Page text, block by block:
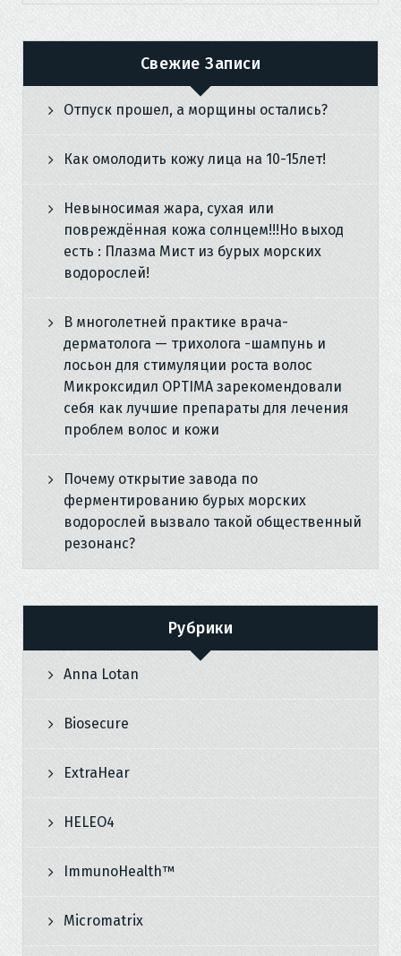
Свежие Записи
Отпуск прошел, а морщины остались?
Как омолодить кожу лица на 10-15лет!
Невыносимая жара, сухая или
повреждённая кожа солнцем!!!Но выход
есть : Плазма Мист из бурых морских
водорослей!
В многолетней практике врача-
дерматолога — трихолога -шампунь и
лосьон для стимуляции роста волос
Микроксидил OPTIMA зарекомендовали
себя как лучшие препараты для лечения
проблем волос и кожи
Почему открытие завода по
ферментированию бурых морских
водорослей вызвало такой общественный
резонанс?
Рубрики
Anna Lotan
Biosecure
ExtraHear
HELEO4
ImmunoHealth™
Micromatrix